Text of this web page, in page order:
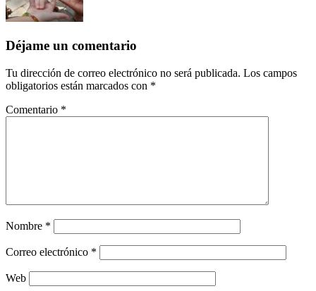
Déjame un comentario
Tu dirección de correo electrónico no será publicada. Los campos
obligatorios están marcados con *
Comentario *
Nombre *
Correo electrónico *
Web